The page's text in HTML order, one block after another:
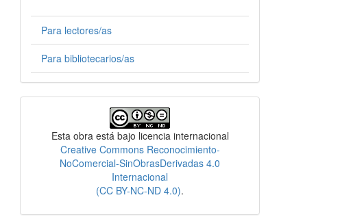
Para lectores/as
Para bibliotecarios/as
Esta obra está bajo licencia internacional
Creative Commons Reconocimiento-
NoComercial-SinObrasDerivadas 4.0
Internacional
(CC BY-NC-ND 4.0).